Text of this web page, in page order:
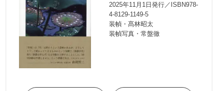
2025年11月1日発行／ISBN978-
4-8129-1149-5
装幀・髙林昭太
装幀写真・常盤徹